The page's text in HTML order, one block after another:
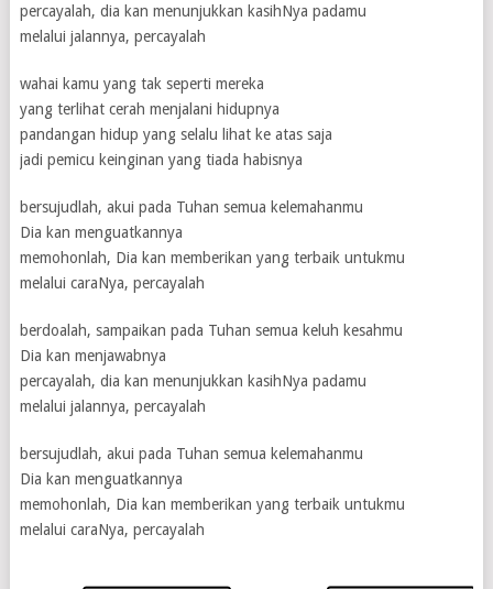
percayalah, dia kan menunjukkan kasihNya padamu
melalui jalannya, percayalah
wahai kamu yang tak seperti mereka
yang terlihat cerah menjalani hidupnya
pandangan hidup yang selalu lihat ke atas saja
jadi pemicu keinginan yang tiada habisnya
bersujudlah, akui pada Tuhan semua kelemahanmu
Dia kan menguatkannya
memohonlah, Dia kan memberikan yang terbaik untukmu
melalui caraNya, percayalah
berdoalah, sampaikan pada Tuhan semua keluh kesahmu
Dia kan menjawabnya
percayalah, dia kan menunjukkan kasihNya padamu
melalui jalannya, percayalah
bersujudlah, akui pada Tuhan semua kelemahanmu
Dia kan menguatkannya
memohonlah, Dia kan memberikan yang terbaik untukmu
melalui caraNya, percayalah